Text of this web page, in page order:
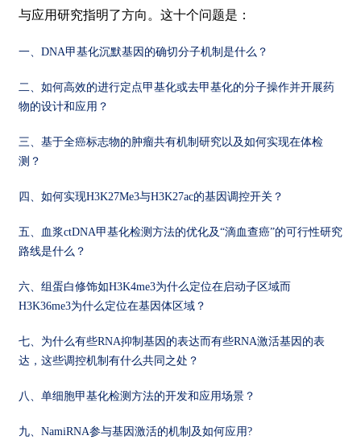
与应用研究指明了方向。这十个问题是：
一、DNA甲基化沉默基因的确切分子机制是什么？
二、如何高效的进行定点甲基化或去甲基化的分子操作并开展药
物的设计和应用？
三、基于全癌标志物的肿瘤共有机制研究以及如何实现在体检
测？
四、如何实现H3K27Me3与H3K27ac的基因调控开关？
五、血浆ctDNA甲基化检测方法的优化及“滴血查癌”的可行性研究
路线是什么？
六、组蛋白修饰如H3K4me3为什么定位在启动子区域而
H3K36me3为什么定位在基因体区域？
七、为什么有些RNA抑制基因的表达而有些RNA激活基因的表
达，这些调控机制有什么共同之处？
八、单细胞甲基化检测方法的开发和应用场景？
九、NamiRNA参与基因激活的机制及如何应用?